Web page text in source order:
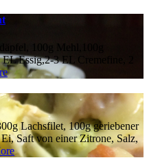
100g Mehl,100g
Essig,2-3 EL Cremefine, 2
Lachsfilet, 100g geriebener
Saft von einer Zitrone, Salz,